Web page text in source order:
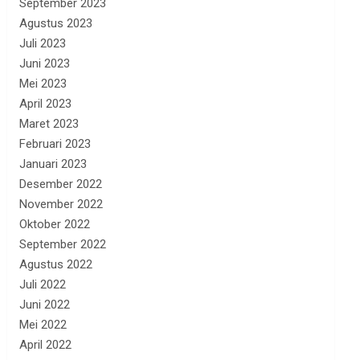
September 2023
Agustus 2023
Juli 2023
Juni 2023
Mei 2023
April 2023
Maret 2023
Februari 2023
Januari 2023
Desember 2022
November 2022
Oktober 2022
September 2022
Agustus 2022
Juli 2022
Juni 2022
Mei 2022
April 2022